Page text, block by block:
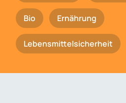
Bio Ernährung
Lebensmittelsicherheit